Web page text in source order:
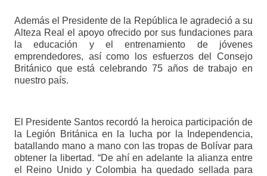
Además el Presidente de la República le agradeció a su
Alteza Real el apoyo ofrecido por sus fundaciones para
la educación y el entrenamiento de jóvenes
emprendedores, así como los esfuerzos del Consejo
Británico que está celebrando 75 años de trabajo en
nuestro país.
El Presidente Santos recordó la heroica participación de
la Legión Británica en la lucha por la Independencia,
batallando mano a mano con las tropas de Bolívar para
obtener la libertad. “De ahí en adelante la alianza entre
el Reino Unido y Colombia ha quedado sellada para